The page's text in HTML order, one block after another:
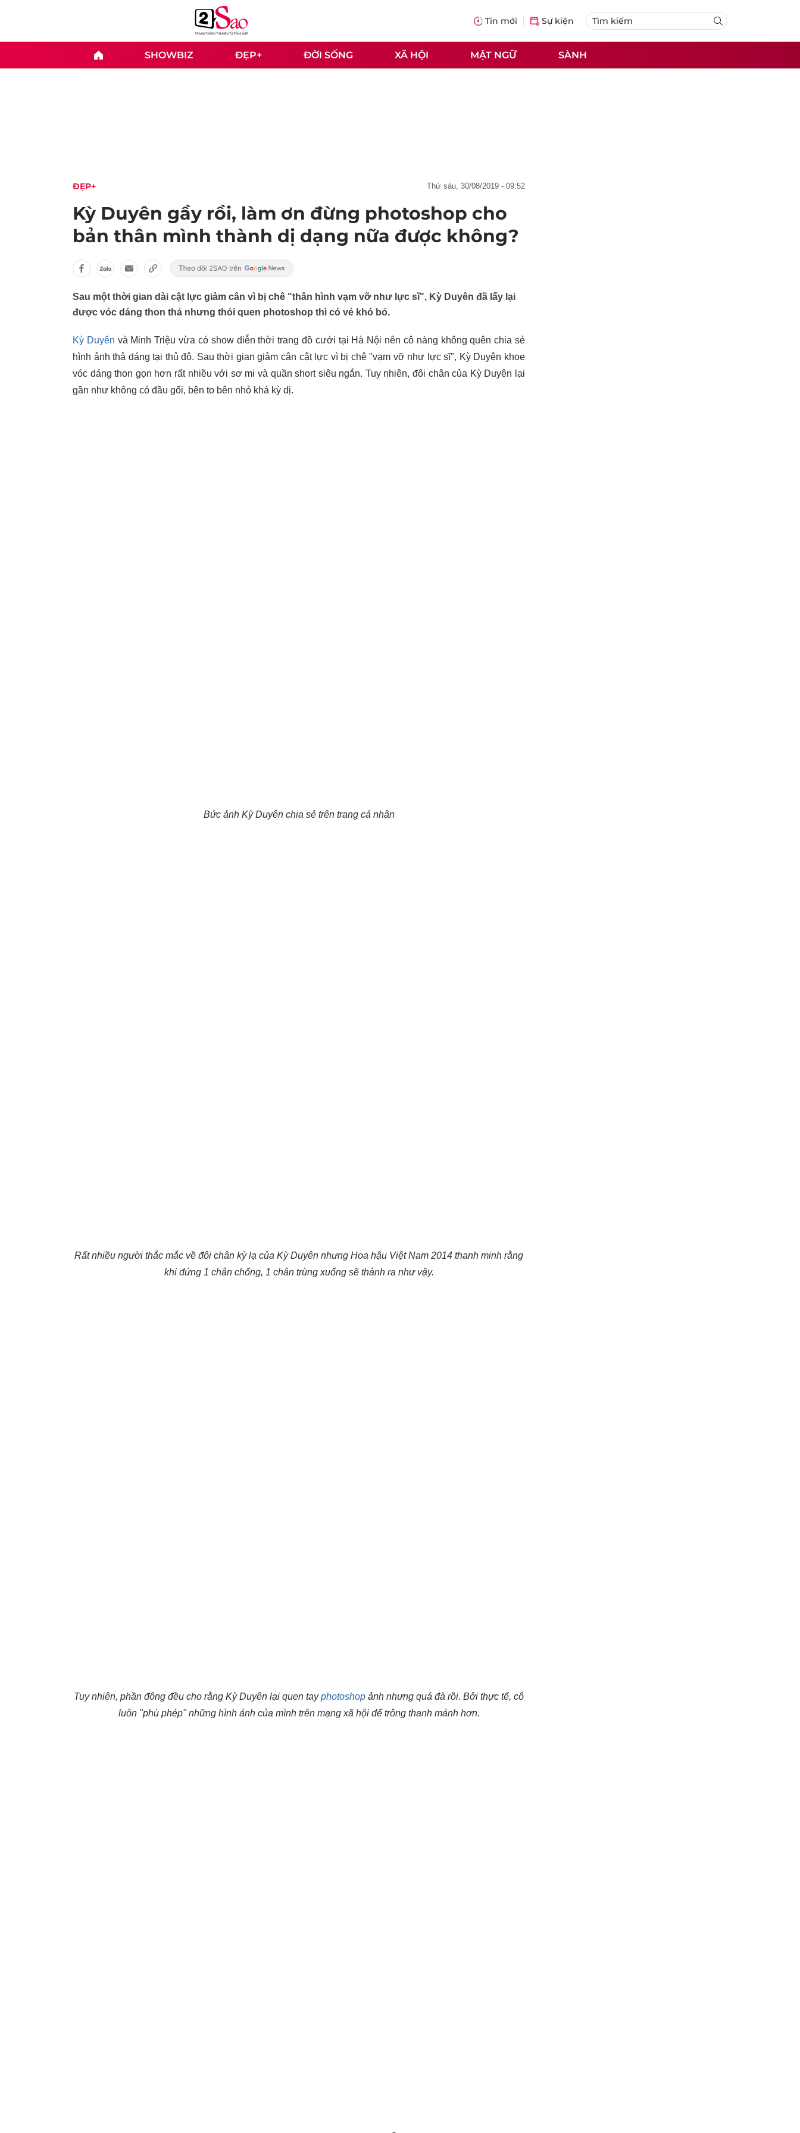
Tin mới Sự kiện
SHOWBIZ ĐẸP+ ĐỜI SỐNG XÃ HỘI MẬT NGỮ SÀNH
ĐẸP+ thứ sáu, 30/08/2019 - 09:52
Kỳ Duyên gầy rồi, làm ơn đừng photoshop cho
bản thân mình thành dị dạng nữa được không?
Sau một thời gian dài cật lực giảm cân vì bị chê "thân hình vạm vỡ như lực sĩ", Kỳ Duyên đã lấy lại
được vóc dáng thon thả nhưng thói quen photoshop thì có vẻ khó bỏ.
Kỳ Duyên và Minh Triệu vừa có show diễn thời trang đồ cưới tại Hà Nội nên cô nàng không quên chia sẻ
hình ảnh thả dáng tại thủ đô. Sau thời gian giảm cân cật lực vì bị chê "vạm vỡ như lực sĩ", Kỳ Duyên khoe
vóc dáng thon gọn hơn rất nhiều với sơ mi và quần short siêu ngắn. Tuy nhiên, đôi chân của Kỳ Duyên lại
gần như không có đầu gối, bên to bên nhỏ khá kỳ dị.
Bức ảnh Kỳ Duyên chia sẻ trên trang cá nhân
Rất nhiều người thắc mắc về đôi chân kỳ lạ của Kỳ Duyên nhưng Hoa hậu Việt Nam 2014 thanh minh rằng
khi đứng 1 chân chống, 1 chân trùng xuống sẽ thành ra như vậy.
Tuy nhiên, phần đông đều cho rằng Kỳ Duyên lại quen tayphotoshop ảnh nhưng quá đà rồi. Bởi thực tế, cô
luôn "phù phép" những hình ảnh của mình trên mạng xã hội để trông thanh mảnh hơn.